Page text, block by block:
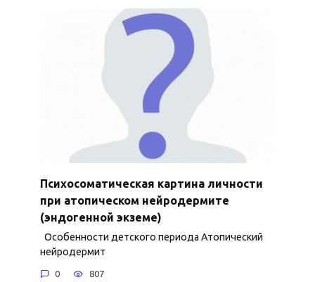
Психосоматическая картина личности
при атопическом нейродермите
(эндогенной экземе)
Особенности детского периода Атопический
нейродермит
0 807